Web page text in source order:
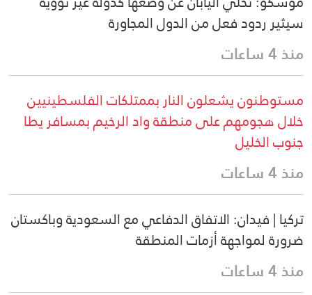
سيثير ردود فعل من الدول المجاورة
منذ 4 ساعات
مستوطنون يشعلون النار بممتلكات الفلسطينيين
خلال هجومهم على منطقة واد الرخيم بمسافر يطا
جنوب الخليل
منذ 4 ساعات
تركيا | فيدان: الاتفاق الدفاعي مع السعودية وباكستان
ضرورة لمواجهة أزمات المنطقة
منذ 4 ساعات